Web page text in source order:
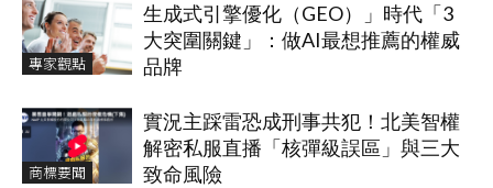
專家觀點
生成式引擎優化（GEO）」時代「3
大突圍關鍵」：做AI最想推薦的權威
品牌
商標要聞
實況主踩雷恐成刑事共犯！北美智權
解密私服直播「核彈級誤區」與三大
致命風險